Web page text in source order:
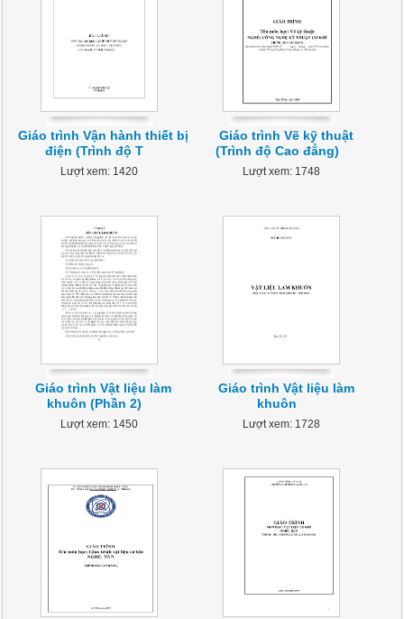
Giáo trình Vận hành thiết bị
điện (Trình độ T
Lượt xem: 1420
Giáo trình Vẽ kỹ thuật
(Trình độ Cao đẳng)
Lượt xem: 1748
Giáo trình Vật liệu làm
khuôn (Phần 2)
Lượt xem: 1450
Giáo trình Vật liệu làm
khuôn
Lượt xem: 1728